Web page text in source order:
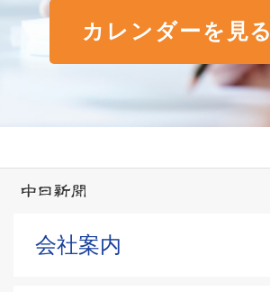
カレンダーを見る
会社案内